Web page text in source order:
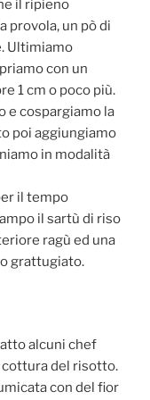
il ripieno
provola, un pò di
Ultimiamo
con un
1 cm o poco più.
e cospargiamo la
poi aggiungiamo
in modalità
il tempo
il sartù di riso
ragù ed una
grattugiato.
alcuni chef
del risotto.
con del fior